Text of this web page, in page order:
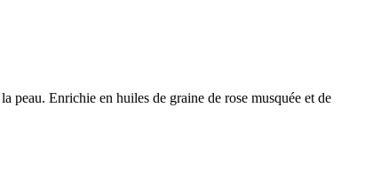
peau. Enrichie en huiles de graine de rose musquée et de